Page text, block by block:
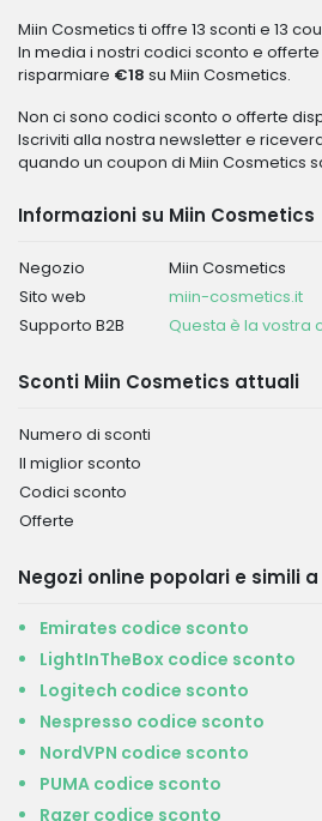
Miin Cosmetics ti offre 13 sconti e 13
In media i nostri codici sconto e
risparmiare €18 su Miin Cosmetics.
Non ci sono codici sconto o offerte
Iscriviti alla nostra newsletter e
quando un coupon di Miin Cosmetics
Informazioni su Miin Cosmetics
Negozio
Miin Cosmetics
Sito web
miin-cosmetics.it
Supporto B2B
Questa è la vostra
Sconti Miin Cosmetics attuali
Numero di sconti
Il miglior sconto
Codici sconto
Offerte
Negozi online popolari e simili
Emirates codice sconto
LightInTheBox codice sconto
Logitech codice sconto
Nespresso codice sconto
NordVPN codice sconto
PUMA codice sconto
Razer codice sconto